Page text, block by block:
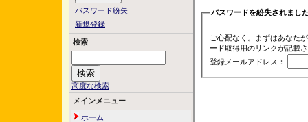
パスワード紛失
新規登録
検索
高度な検索
メインメニュー
ホーム
パスワードを紛失されまし
ご心配なく。まずはあなた
ード取得用のリンクが記載
登録メールアドレス：